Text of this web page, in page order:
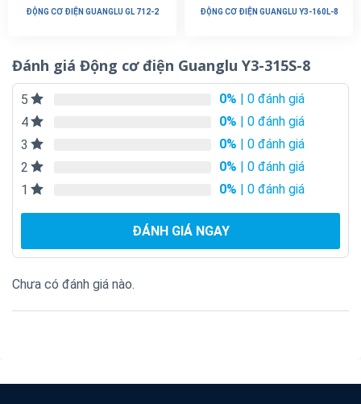
ĐỘNG CƠ ĐIỆN GUANGLU GL 712-2 ĐỘNG CƠ ĐIỆN GUANGLU Y3-160L-8
Đánh giá Động cơ điện Guanglu Y3-315S-8
5 0% | 0 đánh giá
4
0% | 0 đánh giá
3
0% | 0 đánh giá
2
0% | 0 đánh giá
1
0% | 0 đánh giá
ĐÁNH GIÁ NGAY
Chưa có đánh giá nào.